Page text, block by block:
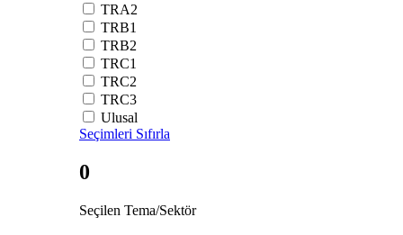
TRA2
TRB1
TRB2
TRC1
TRC2
TRC3
Ulusal
Seçimleri Sıfırla
0
Seçilen Tema/Sektör